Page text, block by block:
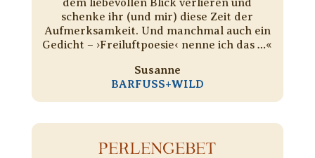
schenke ihr (und mir) diese Zeit der
Aufmerksamkeit. Und manchmal auch ein
Gedicht – ›Freiluftpoesie‹ nenne ich das …«
Susanne
BARFUSS+WILD
PERLENGEBET